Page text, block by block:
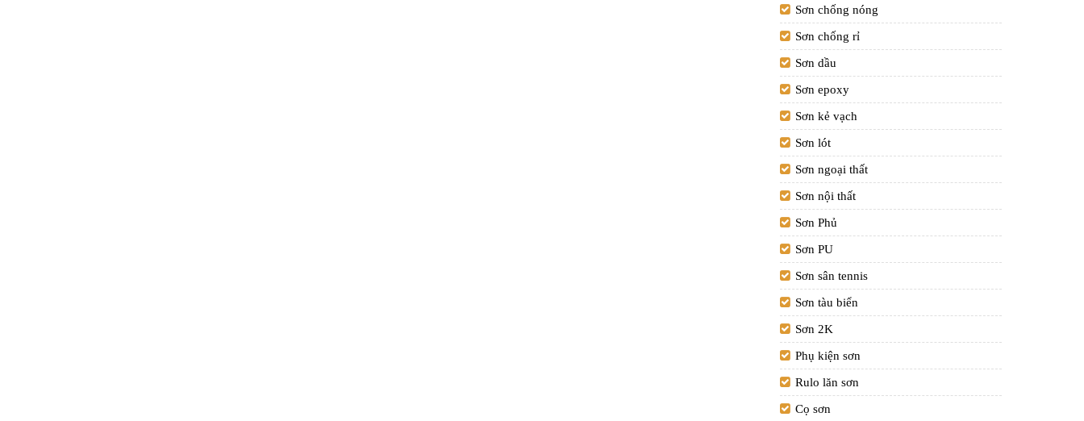
Sơn chống nóng
Sơn chống rỉ
Sơn dầu
Sơn epoxy
Sơn kẻ vạch
Sơn lót
Sơn ngoại thất
Sơn nội thất
Sơn Phủ
Sơn PU
Sơn sân tennis
Sơn tàu biển
Sơn 2K
Phụ kiện sơn
Rulo lăn sơn
Cọ sơn